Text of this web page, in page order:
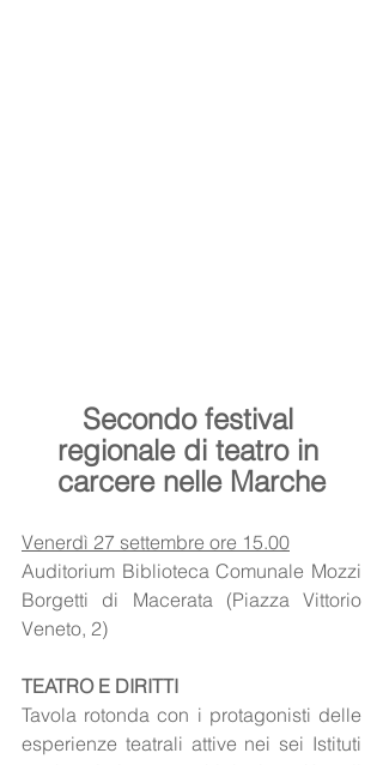
Secondo festival
regionale di teatro in
carcere nelle Marche
Venerdì 27 settembre ore 15.00
Auditorium Biblioteca Comunale Mozzi
Borgetti di Macerata (Piazza Vittorio
Veneto, 2)
TEATRO E DIRITTI
Tavola rotonda con i protagonisti delle
esperienze teatrali attive nei sei Istituti